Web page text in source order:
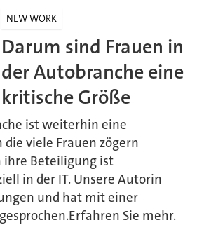
NEW WORK
Darum sind Frauen in
der Autobranche eine
kritische Größe
ist weiterhin eine
viele Frauen zögern
ihre Beteiligung ist
in der IT. Unsere Autorin
und hat mit einer
Sie mehr.